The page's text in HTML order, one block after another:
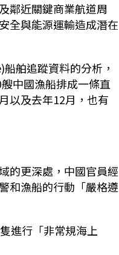
鄰近關鍵商業航道周
全與能源運輸造成潛在
船舶追蹤資料的分析，
艘中國漁船排成一條直
以及去年12月，也有
的更深處，中國官員經
和漁船的行動「嚴格遵
進行「非常規海上